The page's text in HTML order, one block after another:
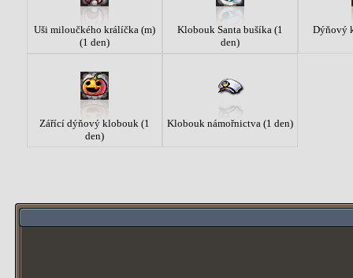
Uši miloučkého králíčka (m)
(1 den)
Klobouk Santa bušíka (1
den)
Dýňový
Zářící dýňový klobouk (1
den)
Klobouk námořnictva (1 den)